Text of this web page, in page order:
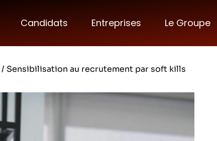
Candidats Entreprises Le Groupe
/ Sensibilisation au recrutement par soft kills